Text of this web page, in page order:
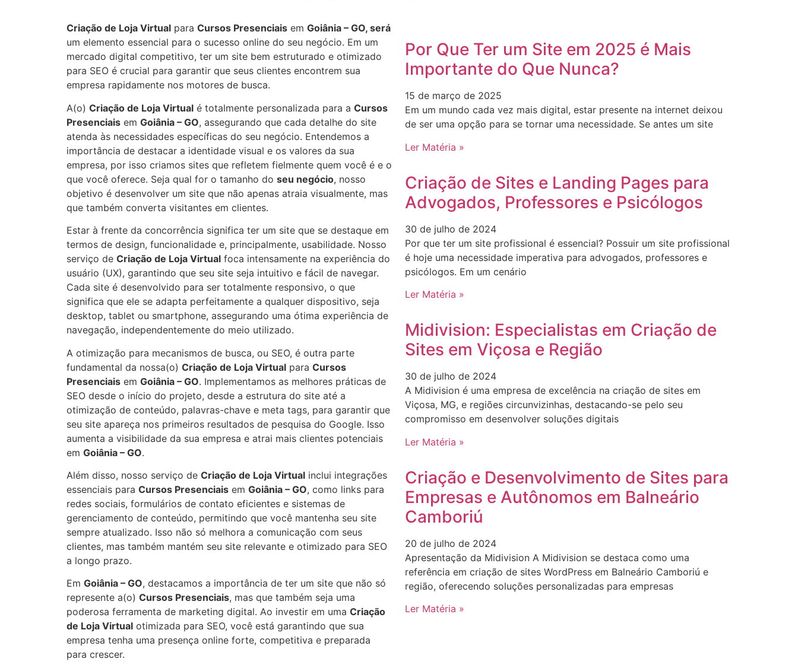
Criação de Loja Virtual para Cursos Presenciais em Goiânia – GO, será
um elemento essencial para o sucesso online do seu negócio. Em um
mercado digital competitivo, ter um site bem estruturado e otimizado
para SEO é crucial para garantir que seus clientes encontrem sua
empresa rapidamente nos motores de busca.
A(o) Criação de Loja Virtual é totalmente personalizada para a Cursos
Presenciais em Goiânia – GO, assegurando que cada detalhe do site
atenda às necessidades específicas do seu negócio. Entendemos a
importância de destacar a identidade visual e os valores da sua
empresa, por isso criamos sites que refletem fielmente quem você é e o
que você oferece. Seja qual for o tamanho do seu negócio, nosso
objetivo é desenvolver um site que não apenas atraia visualmente, mas
que também converta visitantes em clientes.
Estar à frente da concorrência significa ter um site que se destaque em
termos de design, funcionalidade e, principalmente, usabilidade. Nosso
serviço de Criação de Loja Virtual foca intensamente na experiência do
usuário (UX), garantindo que seu site seja intuitivo e fácil de navegar.
Cada site é desenvolvido para ser totalmente responsivo, o que
significa que ele se adapta perfeitamente a qualquer dispositivo, seja
desktop, tablet ou smartphone, assegurando uma ótima experiência de
navegação, independentemente do meio utilizado.
A otimização para mecanismos de busca, ou SEO, é outra parte
fundamental da nossa(o) Criação de Loja Virtual para Cursos
Presenciais em Goiânia – GO. Implementamos as melhores práticas de
SEO desde o início do projeto, desde a estrutura do site até a
otimização de conteúdo, palavras-chave e meta tags, para garantir que
seu site apareça nos primeiros resultados de pesquisa do Google. Isso
aumenta a visibilidade da sua empresa e atrai mais clientes potenciais
em Goiânia – GO.
Além disso, nosso serviço de Criação de Loja Virtual inclui integrações
essenciais para Cursos Presenciais em Goiânia – GO, como links para
redes sociais, formulários de contato eficientes e sistemas de
gerenciamento de conteúdo, permitindo que você mantenha seu site
sempre atualizado. Isso não só melhora a comunicação com seus
clientes, mas também mantém seu site relevante e otimizado para SEO
a longo prazo.
Em Goiânia – GO, destacamos a importância de ter um site que não só
represente a(o) Cursos Presenciais, mas que também seja uma
poderosa ferramenta de marketing digital. Ao investir em uma Criação
de Loja Virtual otimizada para SEO, você está garantindo que sua
empresa tenha uma presença online forte, competitiva e preparada
para crescer.
Por Que Ter um Site em 2025 é Mais
Importante do Que Nunca?
15 de março de 2025
Em um mundo cada vez mais digital, estar presente na internet deixou
de ser uma opção para se tornar uma necessidade. Se antes um site
Ler Matéria »
Criação de Sites e Landing Pages para
Advogados, Professores e Psicólogos
30 de julho de 2024
Por que ter um site profissional é essencial? Possuir um site profissional
é hoje uma necessidade imperativa para advogados, professores e
psicólogos. Em um cenário
Ler Matéria »
Midivision: Especialistas em Criação de
Sites em Viçosa e Região
30 de julho de 2024
A Midivision é uma empresa de excelência na criação de sites em
Viçosa, MG, e regiões circunvizinhas, destacando-se pelo seu
compromisso em desenvolver soluções digitais
Ler Matéria »
Criação e Desenvolvimento de Sites para
Empresas e Autônomos em Balneário
Camboriú
20 de julho de 2024
Apresentação da Midivision A Midivision se destaca como uma
referência em criação de sites WordPress em Balneário Camboriú e
região, oferecendo soluções personalizadas para empresas
Ler Matéria »